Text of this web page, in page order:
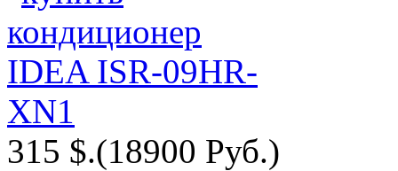
315 $.(18900 Руб.)